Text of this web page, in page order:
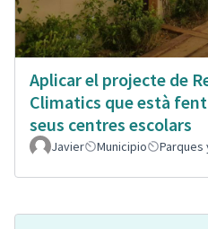
Aplicar el projecte de
Climatics que està
seus centres escolars
Javier Municipio Parques